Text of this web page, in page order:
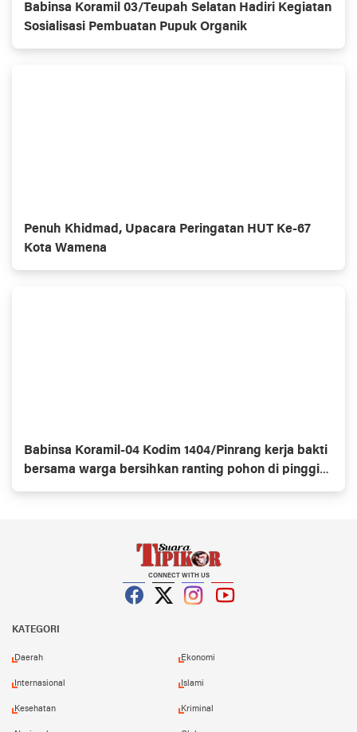
Babinsa Koramil 03/Teupah Selatan Hadiri Kegiatan
Sosialisasi Pembuatan Pupuk Organik
Penuh Khidmad, Upacara Peringatan HUT Ke-67
Kota Wamena
Babinsa Koramil-04 Kodim 1404/Pinrang kerja bakti
bersama warga bersihkan ranting pohon di pinggir
jalan
CONNECT WITH US
KATEGORI
Daerah Ekonomi
Internasional Islami
Kesehatan Kriminal